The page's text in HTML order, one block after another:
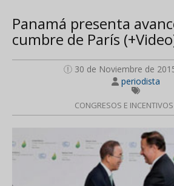
Panamá presenta
cumbre de París
30 de Noviembre de
periodista
CONGRESOS E INCENTIVOS